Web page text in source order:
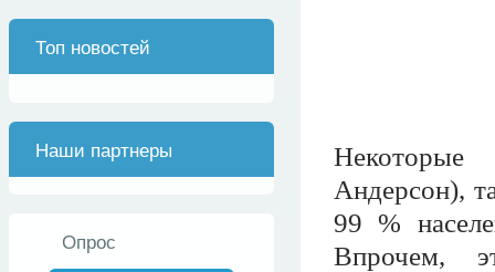
Андерсон),
99 %
Впрочем,
Топ новостей
Наши партнеры
Опрос